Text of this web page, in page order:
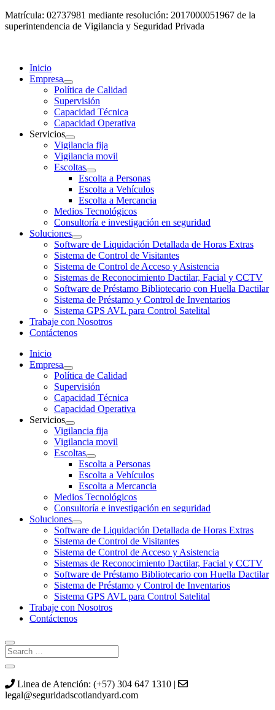
Matrícula: 02737981 mediante resolución: 2017000051967 de la
superintendencia de Vigilancia y Seguridad Privada
Inicio
Empresa
Política de Calidad
Supervisión
Capacidad Técnica
Capacidad Operativa
Servicios
Vigilancia fija
Vigilancia movil
Escoltas
Escolta a Personas
Escolta a Vehículos
Escolta a Mercancia
Medios Tecnológicos
Consultoría e investigación en seguridad
Soluciones
Software de Liquidación Detallada de Horas Extras
Sistema de Control de Visitantes
Sistema de Control de Acceso y Asistencia
Sistemas de Reconocimiento Dactilar, Facial y CCTV
Software de Préstamo Bibliotecario con Huella Dactilar
Sistema de Préstamo y Control de Inventarios
Sistema GPS AVL para Control Satelital
Trabaje con Nosotros
Contáctenos
Inicio
Empresa
Política de Calidad
Supervisión
Capacidad Técnica
Capacidad Operativa
Servicios
Vigilancia fija
Vigilancia movil
Escoltas
Escolta a Personas
Escolta a Vehículos
Escolta a Mercancia
Medios Tecnológicos
Consultoría e investigación en seguridad
Soluciones
Software de Liquidación Detallada de Horas Extras
Sistema de Control de Visitantes
Sistema de Control de Acceso y Asistencia
Sistemas de Reconocimiento Dactilar, Facial y CCTV
Software de Préstamo Bibliotecario con Huella Dactilar
Sistema de Préstamo y Control de Inventarios
Sistema GPS AVL para Control Satelital
Trabaje con Nosotros
Contáctenos
Linea de Atención: (+57) 304 647 1310 |
legal@seguridadscotlandyard.com